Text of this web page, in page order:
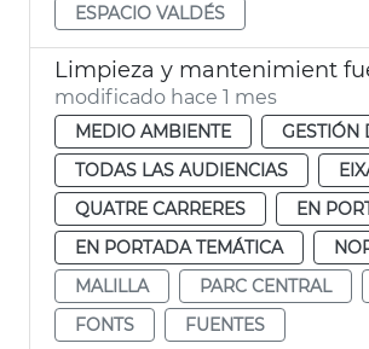
ESPACIO VALDÉS
modificado hace 1 mes
MEDIO AMBIENTE
GESTIÓN
TODAS LAS AUDIENCIAS
QUATRE CARRERES
EN
EN PORTADA TEMÁTICA
MALILLA
PARC CENTRAL
FONTS
FUENTES